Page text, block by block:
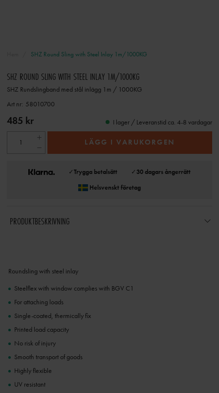
SHZ Round Sling with Steel Inlay 1m/1000KG
SHZ ROUND SLING WITH STEEL INLAY 1M/1000KG
SHZ Rundslingband med stål inlägg 1m / 1000KG
Art nr: 58010700
485 kr I lager / Leveranstid ca. 4-8 vardagar
LÄGG I VARUKORGEN
✓Trygga betalsätt ✓30 dagars ångerrätt
Helsvenskt företag
PRODUKTBESKRIVNING
Roundsling with steel inlay
Steelflex with window complies with BGV C1
For attaching loads
Single-coated, thermically fix
Printed load capacity
No risk of injury
Smooth transport of goods
Highly flexible
UV resistant